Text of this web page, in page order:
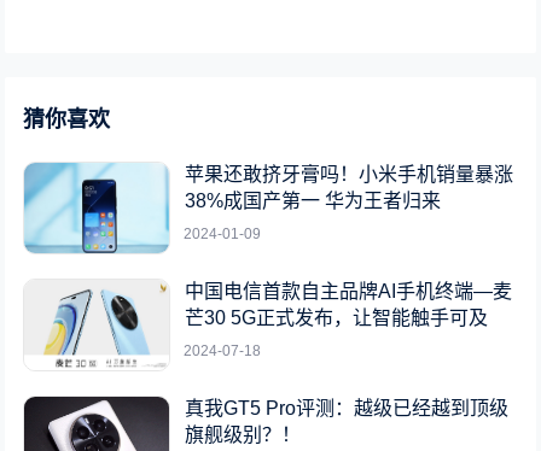
猜你喜欢
苹果还敢挤牙膏吗！小米手机销量暴涨
38%成国产第一 华为王者归来
2024-01-09
中国电信首款自主品牌AI手机终端—麦
芒30 5G正式发布，让智能触手可及
2024-07-18
真我GT5 Pro评测：越级已经越到顶级
旗舰级别？！